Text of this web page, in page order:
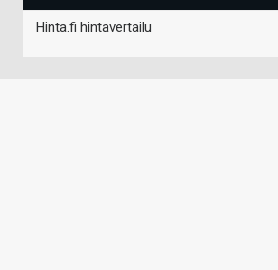
Hinta.fi hintavertailu